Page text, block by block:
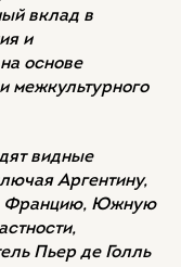
вклад в
и
основе
межкультурного
видные
Аргентину,
Францию, Южную
Пьер де Голль